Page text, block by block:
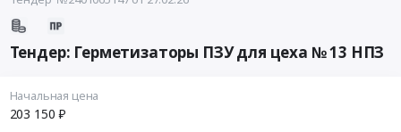
Тендер: Герметизаторы ПЗУ для цеха № 13 НПЗ
Начальная цена
203 150 ₽